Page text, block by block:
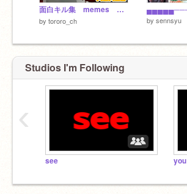
面白キル集 memes フォートナイト fortnite
by tororo_ch by sennsyu
Studios I'm Following
see you
‹